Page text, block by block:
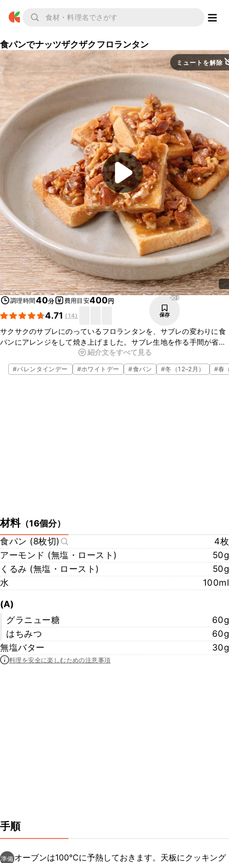
食パンでナッツザクザクフロランタン
ミュートを解除
調理時間40分 費用目安400円
4.71 (14)
909
保存
サクサクのサブレにのっているフロランタンを、サブレの変わりに食
パンにアレンジをして焼き上げました。サブレ生地を作る手間が省け
簡単にお作りいただけますよ。食パンもカリッと焼き上がりフロラン
タン生地との相性も抜群です。
紹介文をすべて見る
#バレンタインデー #ホワイトデー #食パン #冬（12–2月） #春
材料（16個分）
食パン (8枚切)
4枚
アーモンド (無塩・ロースト)
50g
くるみ (無塩・ロースト)
50g
水
100ml
(A)
グラニュー糖
60g
はちみつ
60g
無塩バター
30g
料理を安全に楽しむための注意事項
手順
準備 オーブンは100℃に予熱しておきます。天板にクッキング